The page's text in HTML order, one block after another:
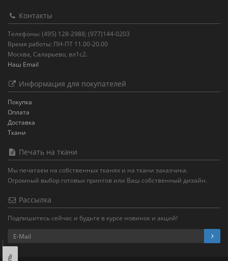
Контакты
Телефоны: (495) 128-2988; (977)144-0203
Время работы: ПН-ПТ 11.00-20.00
Москва, Саларьево, вл1с2.
Наш Email
Информация для покупателей
Покупка
Оплата
Доставка
Ткани
Печать на ткани
Мы печатаем на собственных тканях и на ткани заказчика.
Огромный выбор готовых принтов или Ваш собственный дизайн.
Рассылка
Подпишитесь сейчас и будьте в курсе новинок и акций!